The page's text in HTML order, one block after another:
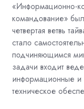
«Информационно-
командование»
четвертая ветвь
стало
подчиняющимся
задачи входит
информационные и
техническое